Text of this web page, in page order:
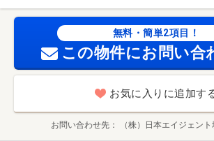
無料・簡単2項目！
この物件にお問い合
お気に入りに追加す
お問い合わせ先 （株）日本エイジェン